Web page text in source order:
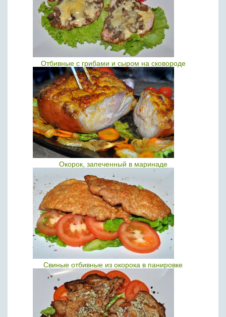
Отбивные с грибами и сыром на сковороде
Окорок, запеченный в маринаде
Свиные отбивные из окорока в панировке